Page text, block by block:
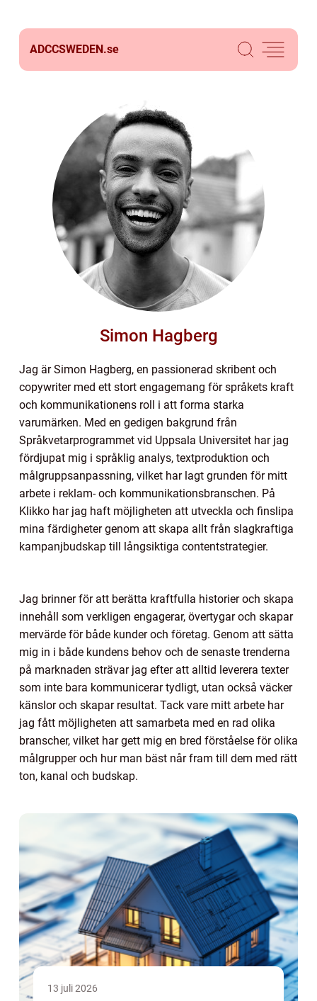
ADCCSWEDEN.se
Simon Hagberg
Jag är Simon Hagberg, en passionerad skribent och
copywriter med ett stort engagemang för språkets kraft
och kommunikationens roll i att forma starka
varumärken. Med en gedigen bakgrund från
Språkvetarprogrammet vid Uppsala Universitet har jag
fördjupat mig i språklig analys, textproduktion och
målgruppsanpassning, vilket har lagt grunden för mitt
arbete i reklam- och kommunikationsbranschen. På
Klikko har jag haft möjligheten att utveckla och finslipa
mina färdigheter genom att skapa allt från slagkraftiga
kampanjbudskap till långsiktiga contentstrategier.
Jag brinner för att berätta kraftfulla historier och skapa
innehåll som verkligen engagerar, övertygar och skapar
mervärde för både kunder och företag. Genom att sätta
mig in i både kundens behov och de senaste trenderna
på marknaden strävar jag efter att alltid leverera texter
som inte bara kommunicerar tydligt, utan också väcker
känslor och skapar resultat. Tack vare mitt arbete har
jag fått möjligheten att samarbeta med en rad olika
branscher, vilket har gett mig en bred förståelse för olika
målgrupper och hur man bäst når fram till dem med rätt
ton, kanal och budskap.
13 juli 2026